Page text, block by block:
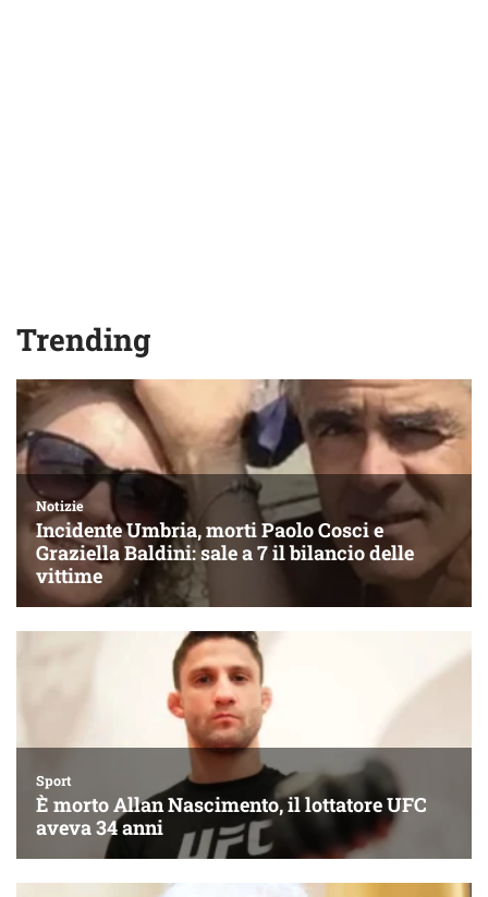
Trending